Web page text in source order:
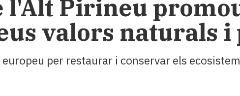
l'Alt Pirineu
valors naturals i
per restaurar i conservar els